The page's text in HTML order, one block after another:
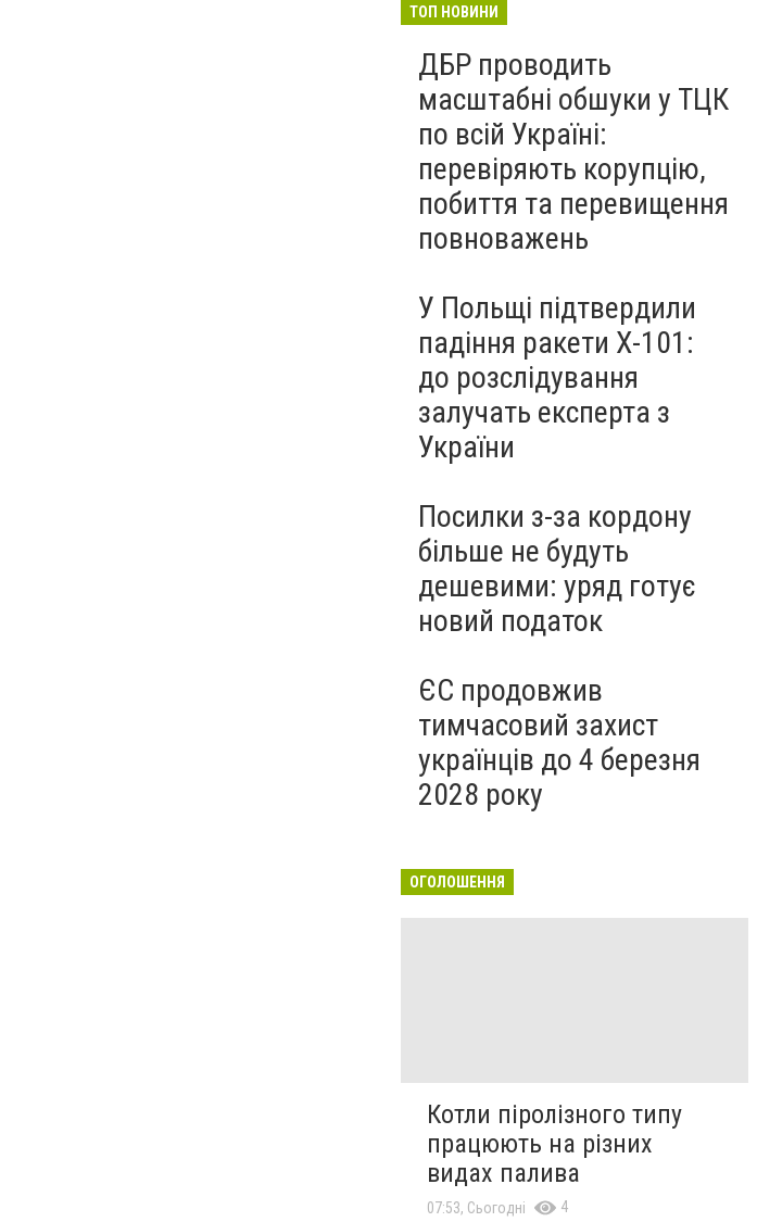
навчання зі зміцнення
доброчесності й
ефективного урядування
29 липня
ТОП НОВИНИ
ДБР проводить
масштабні обшуки у ТЦК
по всій Україні:
перевіряють корупцію,
побиття та перевищення
повноважень
У Польщі підтвердили
падіння ракети Х-101:
до розслідування
залучать експерта з
України
Посилки з-за кордону
більше не будуть
дешевими: уряд готує
новий податок
ЄС продовжив
тимчасовий захист
українців до 4 березня
2028 року
ОГОЛОШЕННЯ
Котли піролізного типу
працюють на різних
видах палива
07:53, Сьогодні 4